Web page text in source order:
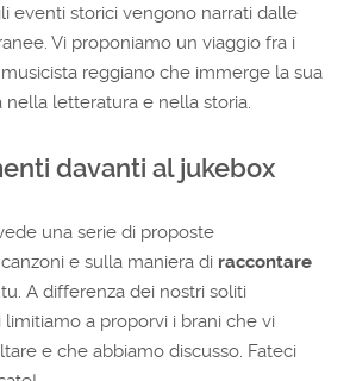
eventi storici vengono narrati dalle
Vi proponiamo un viaggio fra i
musicista reggiano che immerge la sua
nella letteratura e nella storia.
davanti al jukebox
una serie di proposte
e sulla maniera di raccontare
A differenza dei nostri soliti
a proporvi i brani che vi
e che abbiamo discusso. Fateci